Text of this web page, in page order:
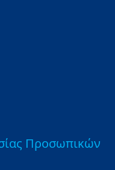
Προσωπικών